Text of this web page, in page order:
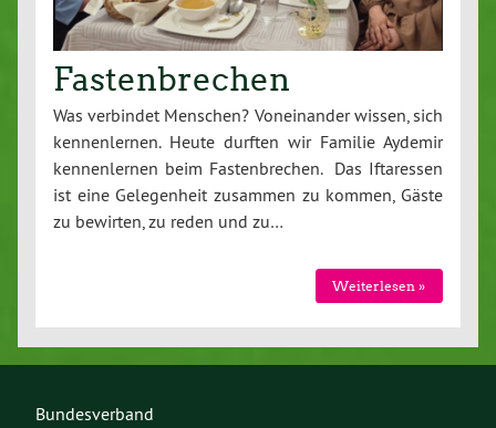
Fastenbrechen
Was verbindet Menschen? Voneinander wissen, sich
kennenlernen. Heute durften wir Familie Aydemir
kennenlernen beim Fastenbrechen. Das Iftaressen
ist eine Gelegenheit zusammen zu kommen, Gäste
zu bewirten, zu reden und zu…
Weiterlesen »
Bundesverband